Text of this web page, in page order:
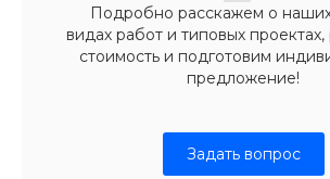
Подробно расскажем о наших
видах работ и типовых проектах,
стоимость и подготовим
предложение!
Задать вопрос